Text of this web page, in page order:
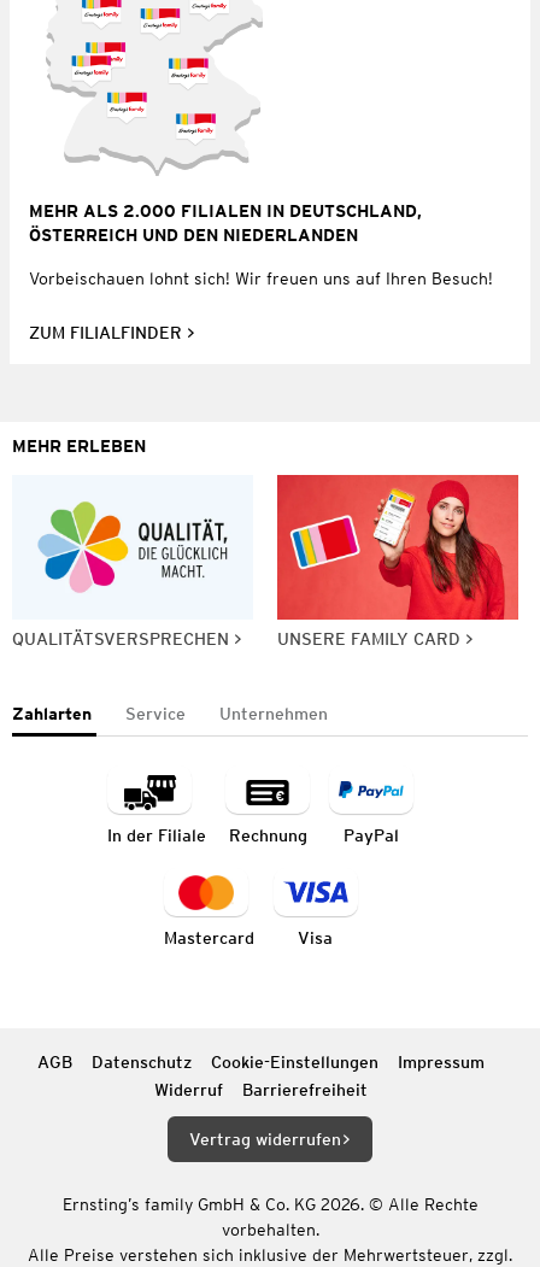
MEHR ALS 2.000 FILIALEN IN DEUTSCHLAND,
ÖSTERREICH UND DEN NIEDERLANDEN
Vorbeischauen lohnt sich! Wir freuen uns auf Ihren Besuch!
ZUM FILIALFINDER
MEHR ERLEBEN
QUALITÄTSVERSPRECHEN UNSERE FAMILY CARD
Zahlarten Service Unternehmen
In der Filiale Rechnung PayPal
Mastercard Visa
AGB Datenschutz Cookie-Einstellungen
Impressum
Widerruf
Barrierefreiheit
Vertrag widerrufen
Ernsting’s family GmbH & Co. KG 2026. © Alle Rechte
vorbehalten.
Alle Preise verstehen sich inklusive der Mehrwertsteuer, zzgl.